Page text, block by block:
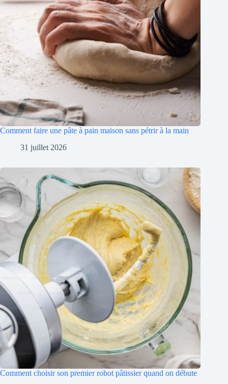
Comment faire une pâte à pain maison sans pétrir à la main
31 juillet 2026
Comment choisir son premier robot pâtissier quand on débute